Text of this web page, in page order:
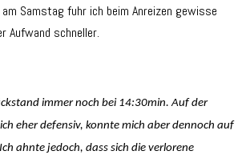
Samstag fuhr ich beim Anreizen gewisse
Aufwand schneller.
immer noch bei 14:30min. Auf der
eher defensiv, konnte mich aber dennoch auf
ahnte jedoch, dass sich die verlorene